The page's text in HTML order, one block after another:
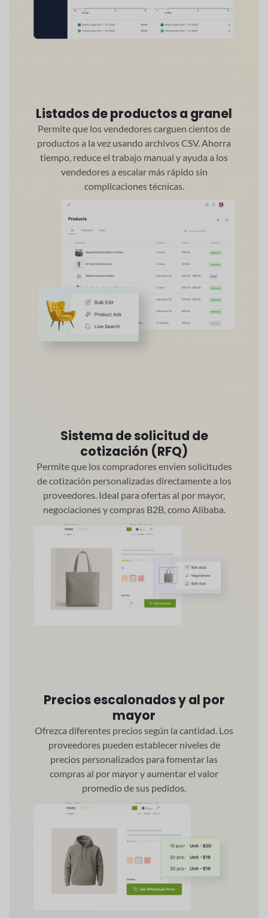
Listados de productos a granel
Permite que los vendedores carguen cientos de
productos a la vez usando archivos CSV. Ahorra
tiempo, reduce el trabajo manual y ayuda a los
vendedores a escalar más rápido sin
complicaciones técnicas.
Sistema de solicitud de
cotización (RFQ)
Permite que los compradores envíen solicitudes
de cotización personalizadas directamente a los
proveedores. Ideal para ofertas al por mayor,
negociaciones y compras B2B, como Alibaba.
Precios escalonados y al por
mayor
Ofrezca diferentes precios según la cantidad. Los
proveedores pueden establecer niveles de
precios personalizados para fomentar las
compras al por mayor y aumentar el valor
promedio de sus pedidos.